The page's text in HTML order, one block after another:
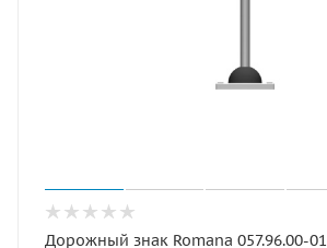
Дорожный знак Romana 057.96.00-01